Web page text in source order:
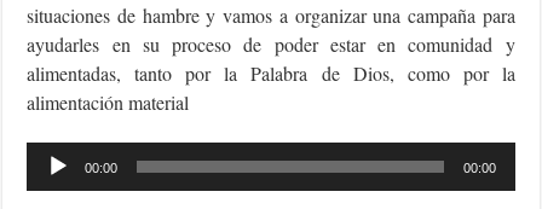
situaciones de hambre y vamos a organizar una campaña para
ayudarles en su proceso de poder estar en comunidad y
alimentadas, tanto por la Palabra de Dios, como por la
alimentación material
Reproductor
00:00 00:00